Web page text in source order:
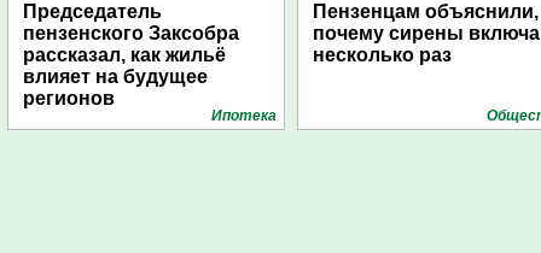
Председатель
пензенского Заксобра
рассказал, как жильё
влияет на будущее
регионов
Ипотека
Пензенцам объяснили,
почему сирены
несколько раз